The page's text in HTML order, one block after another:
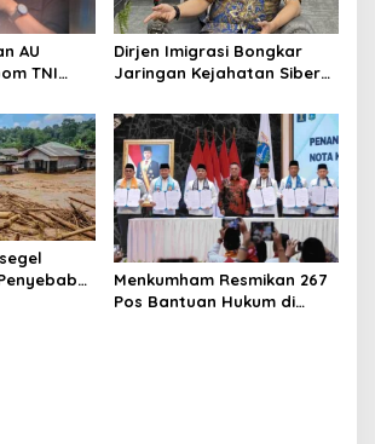
AU
TNI
Kontras
Dirjen Imigrasi Bongkar
Jaringan Kejahatan Siber
Tiongkok Diamankan
Menkumham Resmikan 267
Pos Bantuan Hukum di